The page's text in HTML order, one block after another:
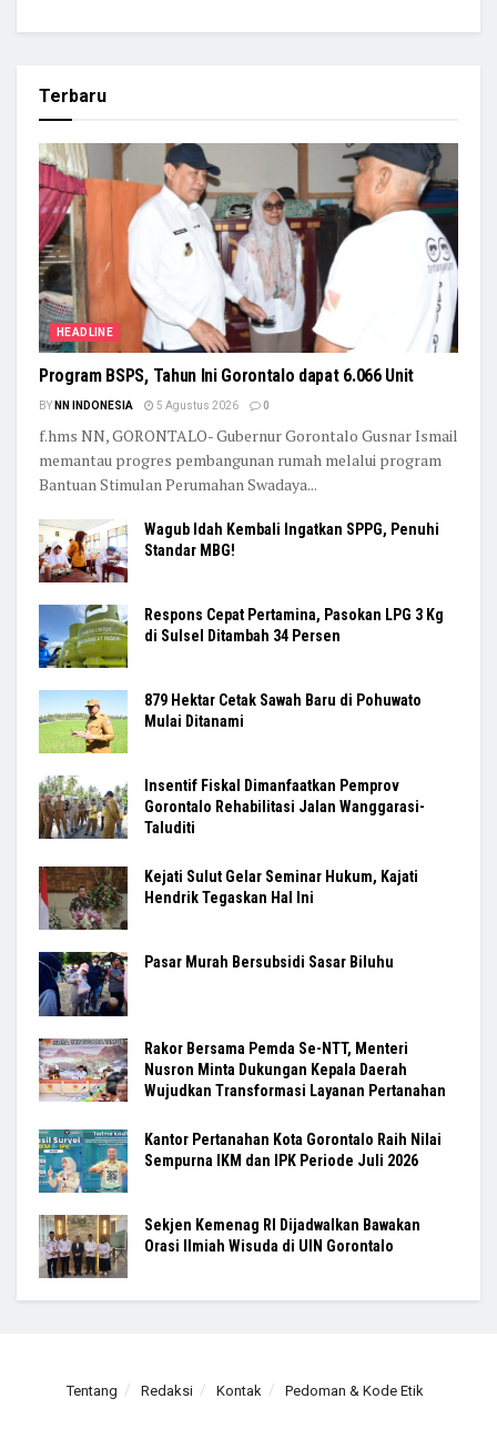
Terbaru
HEADLINE
Program BSPS, Tahun Ini Gorontalo dapat 6.066 Unit
BY NN INDONESIA 5 Agustus 2026 0
f.hms NN, GORONTALO- Gubernur Gorontalo Gusnar Ismail
memantau progres pembangunan rumah melalui program
Bantuan Stimulan Perumahan Swadaya...
Wagub Idah Kembali Ingatkan SPPG, Penuhi
Standar MBG!
Respons Cepat Pertamina, Pasokan LPG 3 Kg
di Sulsel Ditambah 34 Persen
879 Hektar Cetak Sawah Baru di Pohuwato
Mulai Ditanami
Insentif Fiskal Dimanfaatkan Pemprov
Gorontalo Rehabilitasi Jalan Wanggarasi-
Taluditi
Kejati Sulut Gelar Seminar Hukum, Kajati
Hendrik Tegaskan Hal Ini
Pasar Murah Bersubsidi Sasar Biluhu
Rakor Bersama Pemda Se-NTT, Menteri
Nusron Minta Dukungan Kepala Daerah
Wujudkan Transformasi Layanan Pertanahan
Kantor Pertanahan Kota Gorontalo Raih Nilai
Sempurna IKM dan IPK Periode Juli 2026
Sekjen Kemenag RI Dijadwalkan Bawakan
Orasi Ilmiah Wisuda di UIN Gorontalo
Tentang Redaksi Kontak Pedoman & Kode Etik